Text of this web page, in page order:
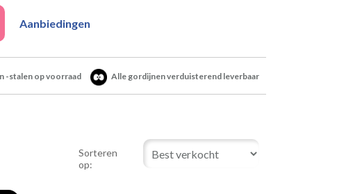
Aanbiedingen
-stalen op voorraad Alle gordijnen verduisterend leverbaar
Sorteren
op: